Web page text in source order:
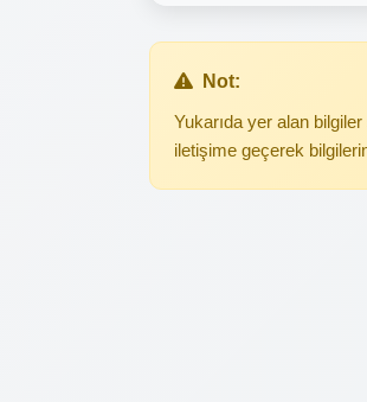
Not:
Yukarıda yer alan
iletişime geçerek